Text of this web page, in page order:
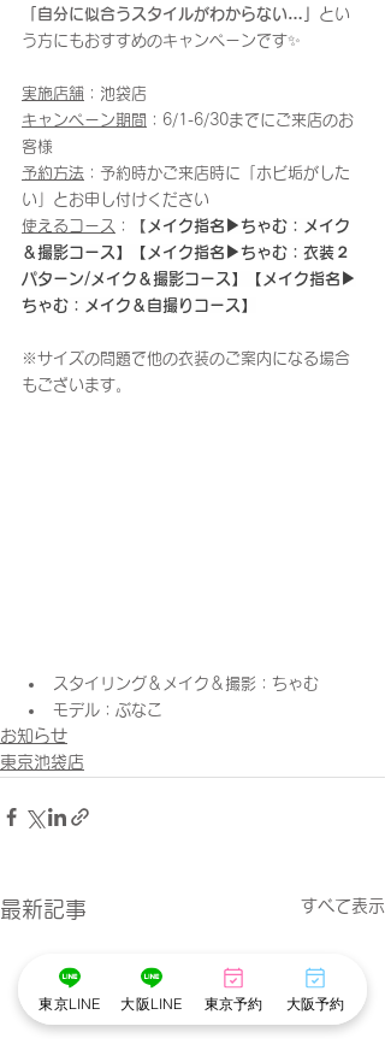
「自分に似合うスタイルがわからない…」 とい
う方にもおすすめのキャンペーンです✨
実施店舗 ：池袋店
キャンペーン期間 ：6/1-6/30までにご来店のお
客様
予約方法 ：予約時かご来店時に「ホビ垢がした
い」とお申し付けください
使えるコース
：【 メイク指名▶︎ちゃむ：メイク
＆撮影コース】【メイク指名▶︎ちゃむ：衣装２
パターン/メイク＆撮影コース】【メイク指名▶︎
ちゃむ：メイク＆自撮りコース】
※サイズの問題で他の衣装のご案内になる場合
もございます。
スタイリング＆メイク＆撮影：ちゃむ
モデル：ぶなこ
お知らせ
東京池袋店
最新記事 すべて表示
東京LINE 大阪LINE 東京予約 大阪予約